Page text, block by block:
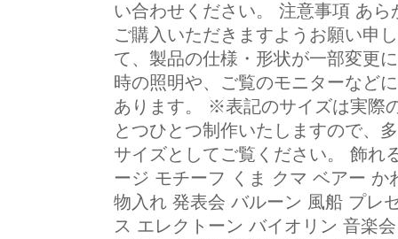
い合わせください。 注意事項 あ
ご購入いただきますようお願い申
て、製品の仕様・形状が一部変更
時の照明や、ご覧のモニターなど
あります。 ※表記のサイズは実際
とつひとつ制作いたしますので、
サイズとしてご覧ください。 飾れ
ージ モチーフ くま クマ ベアー
物入れ 発表会 バルーン 風船 プレ
ス エレクトーン バイオリン 音楽